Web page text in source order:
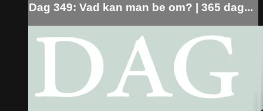
Dag 349: Vad kan man be om? | 365 dag...